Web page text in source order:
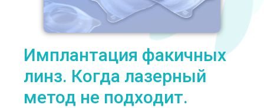
Имплантация факичных
линз. Когда лазерный
метод не подходит.